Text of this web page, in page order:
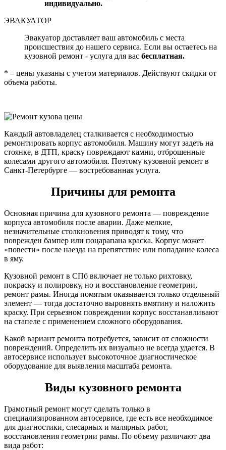
индивидуально.
ЭВАКУАТОР
Эвакуатор доставляет ваш автомобиль с места
происшествия до нашего сервиса. Если вы остаетесь на
кузовной ремонт - услуга для вас бесплатная.
* – цены указаны с учетом материалов. Действуют скидки от
объема работы.
Каждый автовладелец сталкивается с необходимостью
ремонтировать корпус автомобиля. Машину могут задеть на
стоянке, в ДТП, краску повреждают камни, отброшенные
колесами другого автомобиля. Поэтому кузовной ремонт в
Санкт-Петербурге — востребованная услуга.
Причины для ремонта
Основная причина для кузовного ремонта — повреждение
корпуса автомобиля после аварии. Даже мелкие,
незначительные столкновения приводят к тому, что
поврежден бампер или поцарапана краска. Корпус может
«повести» после наезда на препятствие или попадание колеса
в яму.
Кузовной ремонт в СПб включает не только рихтовку,
покраску и полировку, но и восстановление геометрии,
ремонт рамы. Иногда помятым оказывается только отдельный
элемент — тогда достаточно выровнять вмятину и наложить
краску. При серьезном повреждении корпус восстанавливают
на стапеле с применением сложного оборудования.
Какой вариант ремонта потребуется, зависит от сложности
повреждений. Определить их визуально не всегда удается. В
автосервисе использует высокоточное диагностическое
оборудование для выявления масштаба ремонта.
Виды кузовного ремонта
Грамотный ремонт могут сделать только в
специализированном автосервисе, где есть все необходимое
для диагностики, слесарных и малярных работ,
восстановления геометрии рамы. По объему различают два
вида работ: